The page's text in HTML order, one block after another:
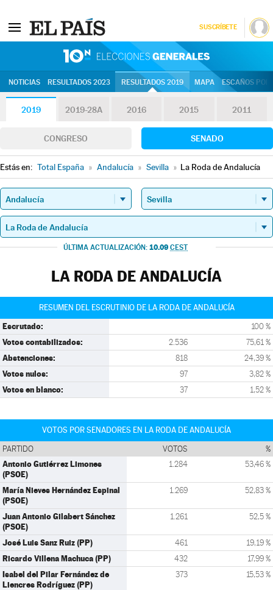
SUSCRÍBETE
NOTICIAS RESULTADOS 2023 RESULTADOS 2019 MAPA ESCAÑOS
2019 2019-28A 2016 2015 2011
CONGRESO SENADO
Estás en: Total España » Andalucía » Sevilla » La Roda de Andalucía
ÚLTIMA ACTUALIZACIÓN: 10.09 CEST
LA RODA DE ANDALUCÍA
RESUMEN DEL ESCRUTINIO DE LA RODA DE ANDALUCÍA
Escrutado: 100 %
Votos contabilizados: 2.536 75,61 %
Abstenciones: 818 24,39 %
Votos nulos: 97 3,82 %
Votos en blanco: 37 1,52 %
VOTOS POR SENADORES EN LA RODA DE ANDALUCÍA
PARTIDO VOTOS %
Antonio Gutiérrez Limones
(PSOE)
1.284 53,46 %
María Nieves Hernández Espinal
(PSOE)
1.269 52,83 %
Juan Antonio Gilabert Sánchez
(PSOE)
1.261 52,5 %
José Luis Sanz Ruiz (PP) 461 19,19 %
Ricardo Villena Machuca (PP) 432 17,99 %
Isabel del Pilar Fernández de
Liencres Rodríguez (PP)
373 15,53 %